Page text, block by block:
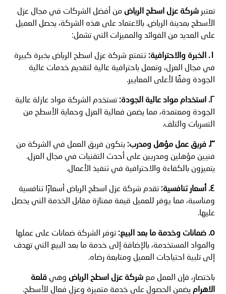
تعتبرشركة عزل اسطح الرياض من أفضل الشركات في مجال عزل
الأسطح بمدينة الرياض. بالاعتماد على هذه الشركة، يحصل العميل
على العديد من الفوائد والمميزات التي تشمل:
١. الخبرة والاحترافية:
تتمتع شركة عزل اسطح الرياض بخبرة كبيرة
في مجال العزل، وتعمل باحترافية عالية لتقديم خدمات عالية
الجودة وفقًا لأعلى المعايير.
٢. استخدام مواد عالية الجودة:
تستخدم الشركة مواد عازلة عالية
الجودة ومعتمدة، مما يضمن فعالية العزل وحماية الأسطح من
التسربات والتلف.
٣. فريق عمل مؤهل ومدرب:
يتكون فريق العمل في الشركة من
فنيين مؤهلين ومدربين على أحدث التقنيات في مجال العزل.
يتميزون بالكفاءة والاحترافية في تنفيذ الأعمال.
٤. أسعار تنافسية:
تقدم شركة عزل اسطح الرياض أسعارًا تنافسية
ومناسبة، مما يوفر للعميل قيمة ممتازة مقابل الخدمة التي يحصل
عليها.
٥. ضمانات وخدمة ما بعد البيع:
توفر الشركة ضمانات على عملها
والمواد المستخدمة، بالإضافة إلى خدمة ما بعد البيع التي تهدف
إلى تلبية احتياجات العميل ومتابعة رضاه.
باختصار، فإن العمل معشركة عزل اسطح الرياض وهيقلعة
الاهرام يضمن الحصول على خدمة متميزة وعزل فعال للأسطح.